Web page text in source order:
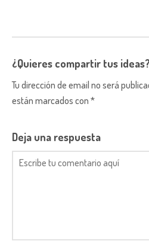
¿Quieres compartir tus
Tu dirección de email no será
están marcados con *
Deja una respuesta